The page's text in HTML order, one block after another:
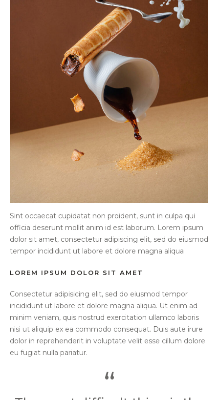
Sint occaecat cupidatat non proident, sunt in culpa qui
officia deserunt mollit anim id est laborum. Lorem ipsum
dolor sit amet, consectetur adipiscing elit, sed do eiusmod
tempor incididunt ut labore et dolore magna aliqua
LOREM IPSUM DOLOR SIT AMET
Consectetur adipisicing elit, sed do eiusmod tempor
incididunt ut labore et dolore magna aliqua. Ut enim ad
minim veniam, quis nostrud exercitation ullamco laboris
nisi ut aliquip ex ea commodo consequat. Duis aute irure
dolor in reprehenderit in voluptate velit esse cillum dolore
eu fugiat nulla pariatur.